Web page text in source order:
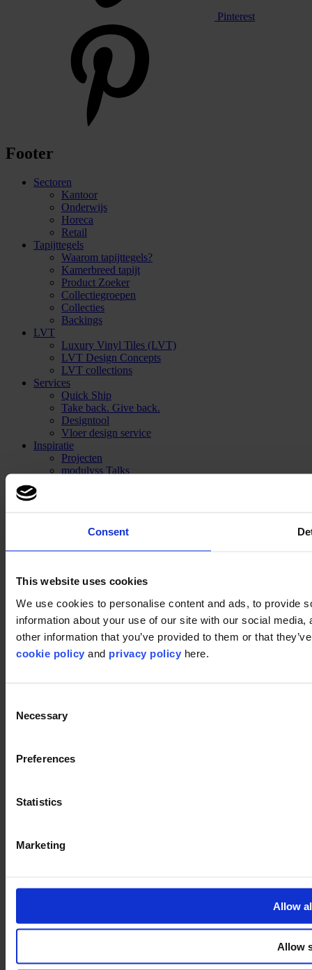
Consent
This website uses cookies
We use cookies to personalise content and ads, to provide
information about your use of our site with our social
other information that you’ve provided to them or that
cookie policy and privacy policy here.
Selection
Necessary
Preferences
Statistics
Marketing
Allow
Allow
Pinterest
Footer
Sectoren
Kantoor
Onderwijs
Horeca
Retail
Tapijttegels
Waarom tapijttegels?
Kamerbreed tapijt
Product Zoeker
Collectiegroepen
Collecties
Backings
LVT
Luxury Vinyl Tiles (LVT)
LVT Design Concepts
LVT collections
Services
Quick Ship
Take back. Give back.
Designtool
Vloer design service
Inspiratie
Projecten
modulyss Talks
Installatie
Disclaimer
Cookie policy